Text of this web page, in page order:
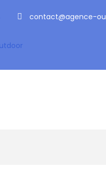
contact@agence-